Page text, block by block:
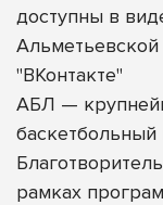
доступны в
"ВКонтакте"
АБЛ —
баскетбольный
рамках